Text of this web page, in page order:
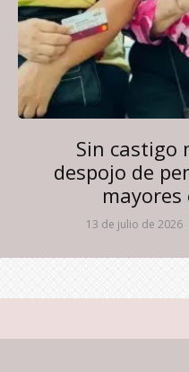
Sin castigo
despojo de
13 de julio de 2026